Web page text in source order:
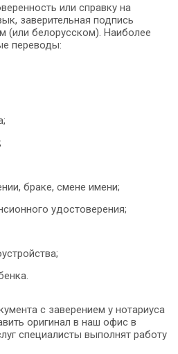
или справку на
заверительная подпись
(или белорусском). Наиболее
переводы:
браке, смене имени;
удостоверения;
с заверением у нотариуса
оригинал в наш офис в
специалисты выполнят работу